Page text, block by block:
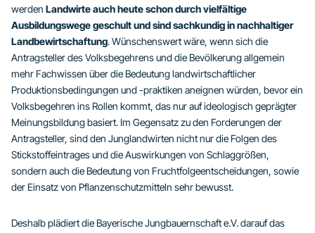
werden Landwirte auch heute schon durch vielfältige
Ausbildungswege geschult und sind sachkundig in nachhaltiger
Landbewirtschaftung. Wünschenswert wäre, wenn sich die
Antragsteller des Volksbegehrens und die Bevölkerung allgemein
mehr Fachwissen über die Bedeutung landwirtschaftlicher
Produktionsbedingungen und -praktiken aneignen würden, bevor ein
Volksbegehren ins Rollen kommt, das nur auf ideologisch geprägter
Meinungsbildung basiert. Im Gegensatz zu den Forderungen der
Antragsteller, sind den Junglandwirten nicht nur die Folgen des
Stickstoffeintrages und die Auswirkungen von Schlaggrößen,
sondern auch die Bedeutung von Fruchtfolgeentscheidungen, sowie
der Einsatz von Pflanzenschutzmitteln sehr bewusst.
Deshalb plädiert die Bayerische Jungbauernschaft e.V. darauf das